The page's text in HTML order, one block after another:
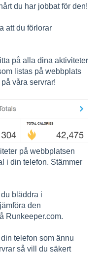
du har jobbat för den!
att du förlorar
på alla dina aktiviteter
listas på webbplats
våra servrar!
på webbplatsen
i din telefon. Stämmer
bläddra i
den
Runkeeper.com.
telefon som ännu
så vill du säkert